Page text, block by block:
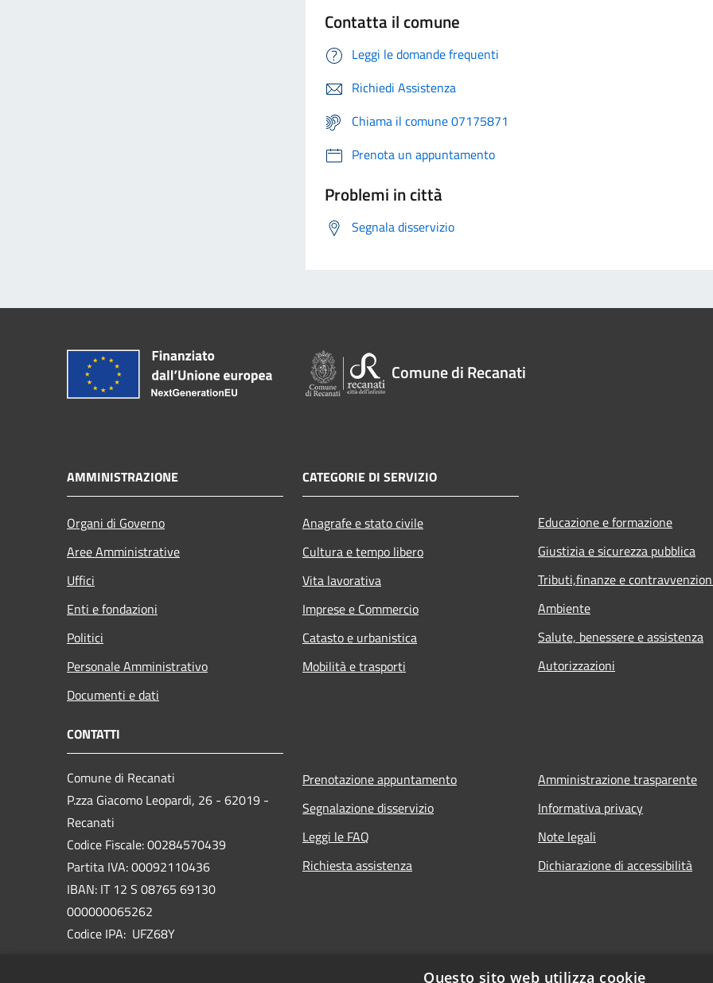
Contatta il comune
Leggi le domande frequenti
Richiedi Assistenza
Chiama il comune 07175871
Prenota un appuntamento
Problemi in città
Segnala disservizio
Comune di Recanati
AMMINISTRAZIONE
Organi di Governo
Aree Amministrative
Uffici
Enti e fondazioni
Politici
Personale Amministrativo
Documenti e dati
CATEGORIE DI SERVIZIO
Anagrafe e stato civile
Cultura e tempo libero
Vita lavorativa
Imprese e Commercio
Catasto e urbanistica
Mobilità e trasporti
Educazione e formazione
Giustizia e sicurezza pubblica
Tributi,finanze e
Ambiente
Salute, benessere e assistenza
Autorizzazioni
CONTATTI
Comune di Recanati
P.zza Giacomo Leopardi, 26 - 62019 -
Recanati
Codice Fiscale: 00284570439
Partita IVA: 00092110436
IBAN: IT 12 S 08765 69130
000000065262
Codice IPA: UFZ68Y
Prenotazione appuntamento
Segnalazione disservizio
Leggi le FAQ
Richiesta assistenza
Amministrazione trasparente
Informativa privacy
Note legali
Dichiarazione di accessibilità
Questo sito web utilizza cookie